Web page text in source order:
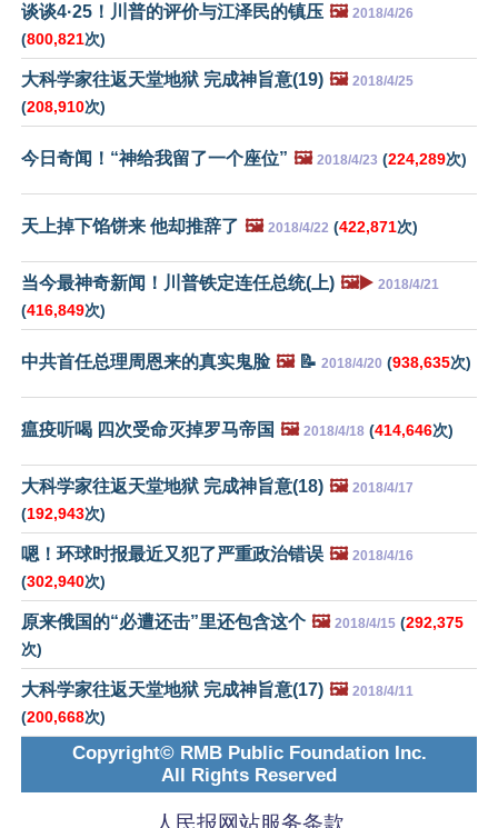
谈谈4·25！川普的评价与江泽民的镇压 🖼️ 2018/4/26
(800,821次)
大科学家往返天堂地狱 完成神旨意(19) 🖼️ 2018/4/25
(208,910次)
今日奇闻！“神给我留了一个座位” 🖼️ 2018/4/23 (224,289次)
天上掉下馅饼来 他却推辞了 🖼️ 2018/4/22 (422,871次)
当今最神奇新闻！川普铁定连任总统(上) 🖼️▶️ 2018/4/21
(416,849次)
中共首任总理周恩来的真实鬼脸 🖼️📝 2018/4/20 (938,635次)
瘟疫听喝 四次受命灭掉罗马帝国 🖼️ 2018/4/18 (414,646次)
大科学家往返天堂地狱 完成神旨意(18) 🖼️ 2018/4/17
(192,943次)
嗯！环球时报最近又犯了严重政治错误 🖼️ 2018/4/16
(302,940次)
原来俄国的“必遭还击”里还包含这个 🖼️ 2018/4/15 (292,375
次)
大科学家往返天堂地狱 完成神旨意(17) 🖼️ 2018/4/11
(200,668次)
Copyright© RMB Public Foundation Inc.
All Rights Reserved
人民报网站服务条款